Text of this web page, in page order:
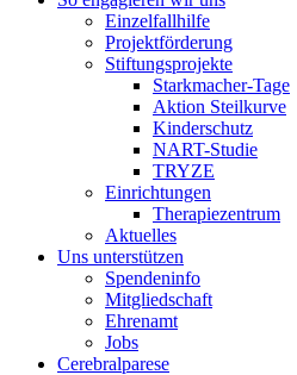
Einzelfallhilfe
Projektförderung
Stiftungsprojekte
Starkmacher-Tage
Aktion Steilkurve
Kinderschutz
NART-Studie
TRYZE
Einrichtungen
Therapiezentrum
Aktuelles
Uns unterstützen
Spendeninfo
Mitgliedschaft
Ehrenamt
Jobs
Cerebralparese